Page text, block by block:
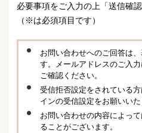
必要事項をご入力の上「送信確
（※は必須項目です）
お問い合わせへのご回答は
す。メールアドレスのご入
ご確認ください。
受信拒否設定をされている
インの受信設定をお願いいた
お問い合わせの内容によっ
ることがございます。